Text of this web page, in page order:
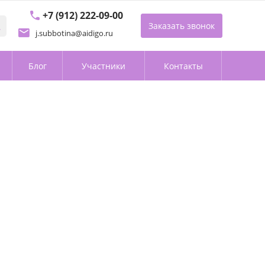
+7 (912) 222-09-00
j.subbotina@aidigo.ru
Заказать звонок
Блог Участники Контакты